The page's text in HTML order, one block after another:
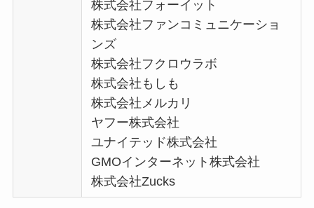
株式会社フォーイット
株式会社ファンコミュニケーショ
ンズ
株式会社フクロウラボ
株式会社もしも
株式会社メルカリ
ヤフー株式会社
ユナイテッド株式会社
GMOインターネット株式会社
株式会社Zucks